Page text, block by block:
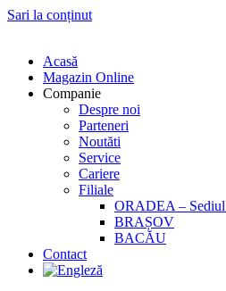
Sari la conținut
Acasă
Magazin Online
Companie
Despre noi
Parteneri
Noutăti
Service
Cariere
Filiale
ORADEA – Sediul
BRAȘOV
BACĂU
Contact